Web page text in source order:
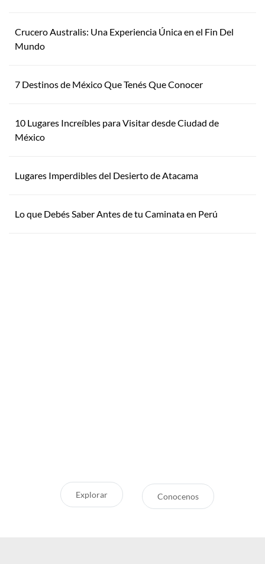
Crucero Australis: Una Experiencia Única en el Fin Del
Mundo
7 Destinos de México Que Tenés Que Conocer
10 Lugares Increíbles para Visitar desde Ciudad de
México
Lugares Imperdibles del Desierto de Atacama
Lo que Debés Saber Antes de tu Caminata en Perú
Explorar Conocenos